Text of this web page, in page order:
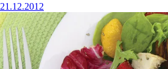
21.12.2012